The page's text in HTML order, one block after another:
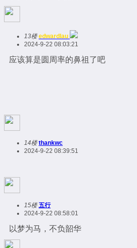
13楼 edwardlau
2024-9-22 08:03:21
应该算是圆周率的鼻祖了吧
14楼 thankwc
2024-9-22 08:39:51
15楼 五行
2024-9-22 08:58:01
以梦为马，不负韶华